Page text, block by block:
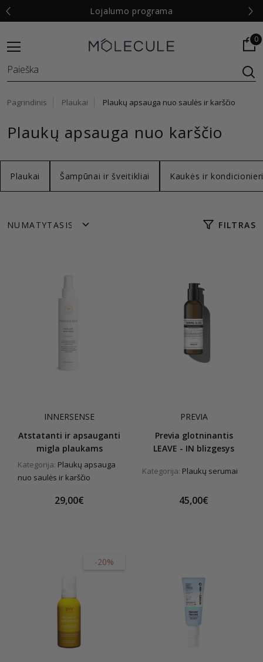
Lojalumo programa
0
Pagrindinis Plaukai Plaukų apsauga nuo saulės ir karščio
Plaukų apsauga nuo karščio
Plaukai Šampūnai ir šveitikliai Kaukės ir
FILTRAS
INNERSENSE
Atstatanti ir apsauganti
migla plaukams
Kategorija: Plaukų apsauga
nuo saulės ir karščio
29,00€
PREVIA
Previa glotninantis
LEAVE - IN blizgesys
Kategorija: Plaukų serumai
45,00€
-20%